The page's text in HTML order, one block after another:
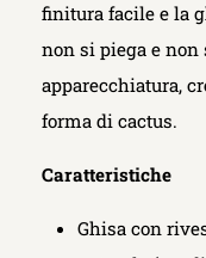
finitura facile e la
non si piega e non
apparecchiatura,
forma di cactus.
Caratteristiche
Ghisa con